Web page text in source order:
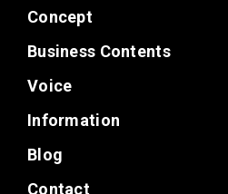
Concept
Business Contents
Voice
Information
Blog
Contact